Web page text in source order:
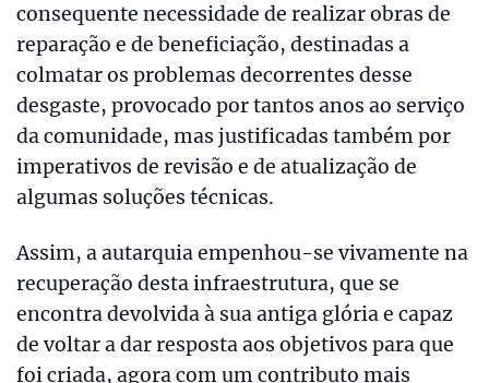
consequente necessidade de realizar obras de
reparação e de beneficiação, destinadas a
colmatar os problemas decorrentes desse
desgaste, provocado por tantos anos ao serviço
da comunidade, mas justificadas também por
imperativos de revisão e de atualização de
algumas soluções técnicas.
Assim, a autarquia empenhou-se vivamente na
recuperação desta infraestrutura, que se
encontra devolvida à sua antiga glória e capaz
de voltar a dar resposta aos objetivos para que
foi criada, agora com um contributo mais